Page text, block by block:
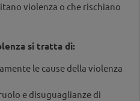
violenza o che rischiano
si tratta di:
le cause della violenza
e disuguaglianze di